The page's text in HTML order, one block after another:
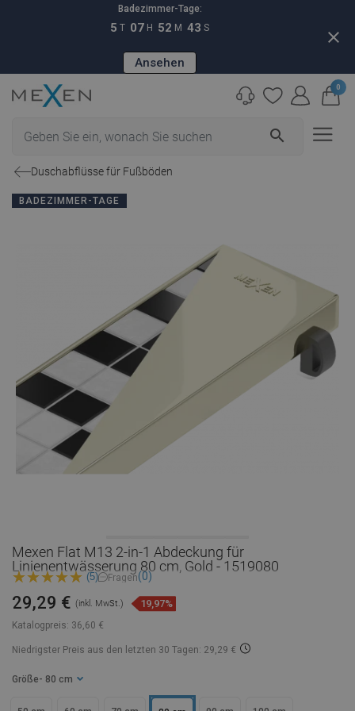
Badezimmer-Tage:
5 T 07 H 52 M 42 S
Ansehen
close
search
0
Duschabflüsse für Fußböden
BADEZIMMER-TAGE
Mexen Flat M13 2-in-1 Abdeckung für
Linienentwässerung 80 cm, Gold - 1519080
(5) Fragen(0)
Katalogpreis: 36,60 €
29,29 € (inkl. MwSt.) 19,97%
Niedrigster Preis aus den letzten 30 Tagen: 29,29 €
Größe - 80 cm